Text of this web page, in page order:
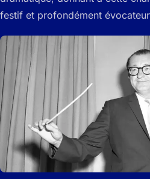
festif et profondément